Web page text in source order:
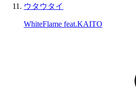
ウタウタイ
WhiteFlame feat.KAITO